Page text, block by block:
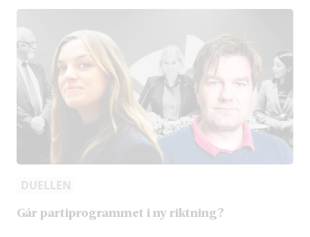
DUELLEN
Går partiprogrammet i ny riktning?